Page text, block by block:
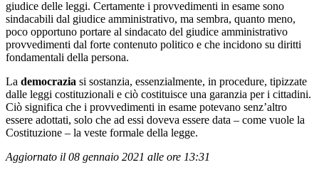
giudice delle leggi. Certamente i provvedimenti in esame sono
sindacabili dal giudice amministrativo, ma sembra, quanto meno,
poco opportuno portare al sindacato del giudice amministrativo
provvedimenti dal forte contenuto politico e che incidono su diritti
fondamentali della persona.
La democrazia si sostanzia, essenzialmente, in procedure, tipizzate
dalle leggi costituzionali e ciò costituisce una garanzia per i cittadini.
Ciò significa che i provvedimenti in esame potevano senz’altro
essere adottati, solo che ad essi doveva essere data – come vuole la
Costituzione – la veste formale della legge.
Aggiornato il 08 gennaio 2021 alle ore 13:31